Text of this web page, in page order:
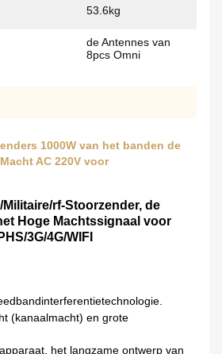
53.6kg
de Antennes van
8pcs Omni
1000W van het banden de
AC 220V voor
rf-Stoorzender, de
Hoge Machtssignaal voor
3G/4G/WIFI
(kanaalmacht) en grote
het langzame ontwerp van